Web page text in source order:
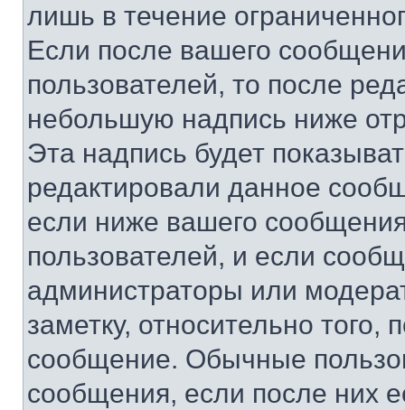
лишь в течение
Если после вашего
пользователей, то после
небольшую надпись ниже
Эта надпись будет
редактировали данное
если ниже вашего
пользователей, и если
администраторы или
заметку, относительно
сообщение. Обычные
сообщения, если после них